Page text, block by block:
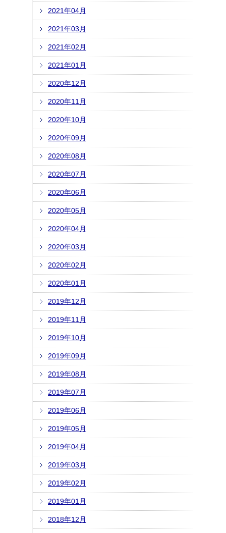
2021年04月
2021年03月
2021年02月
2021年01月
2020年12月
2020年11月
2020年10月
2020年09月
2020年08月
2020年07月
2020年06月
2020年05月
2020年04月
2020年03月
2020年02月
2020年01月
2019年12月
2019年11月
2019年10月
2019年09月
2019年08月
2019年07月
2019年06月
2019年05月
2019年04月
2019年03月
2019年02月
2019年01月
2018年12月